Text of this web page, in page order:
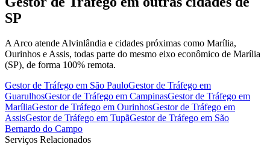
SP
A Arco atende Alvinlândia e cidades próximas como Marília,
Ourinhos e Assis, todas parte do mesmo eixo econômico de Marília
(SP), de forma 100% remota.
Gestor de Tráfego em São PauloGestor de Tráfego em
GuarulhosGestor de Tráfego em CampinasGestor de Tráfego em
MaríliaGestor de Tráfego em OurinhosGestor de Tráfego em
AssisGestor de Tráfego em TupãGestor de Tráfego em São
Bernardo do Campo
Serviços Relacionados